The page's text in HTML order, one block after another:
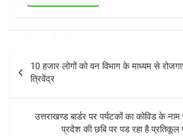
Post
navigation
10 हजार लोगों को वन विभाग के माध्यम से
त्रिवेंद्र
उत्तराखण्ड बार्डर पर पर्यटकों का कोविड के नाम
प्रदेश की छबि पर पड रहा है प्रतिकूल